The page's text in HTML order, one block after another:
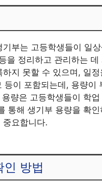
부는 고등학생들이 일
을 정리하고 관리하는
지 못할 수 있으며, 일
이 포함되는데, 용량이
량은 고등학생들이 학업
통해 생기부 용량을 확
요합니다.
인 방법